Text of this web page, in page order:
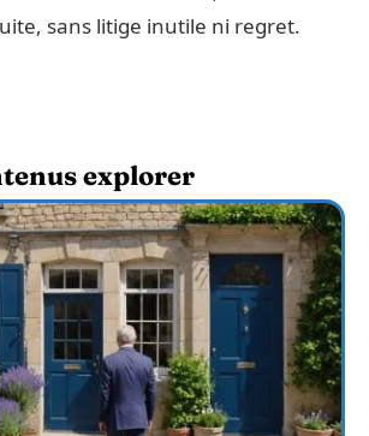
sans litige inutile ni regret.
explorer